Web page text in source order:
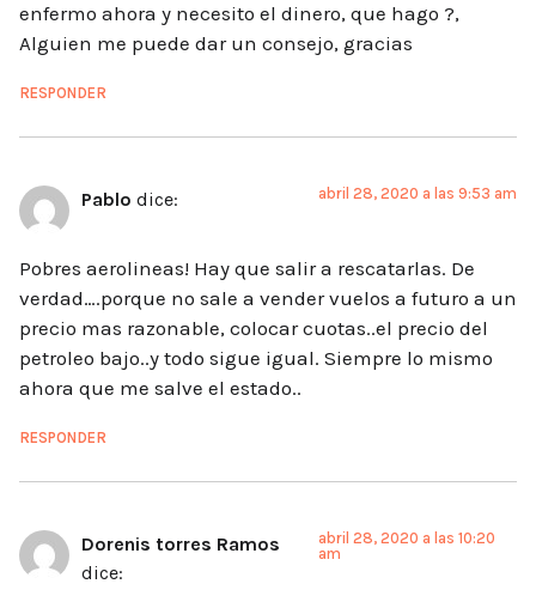
enfermo ahora y necesito el dinero, que hago ?,
Alguien me puede dar un consejo, gracias
RESPONDER
Pablo dice: abril 28, 2020 a las 9:53 am
Pobres aerolineas! Hay que salir a rescatarlas. De
verdad….porque no sale a vender vuelos a futuro a un
precio mas razonable, colocar cuotas..el precio del
petroleo bajo..y todo sigue igual. Siempre lo mismo
ahora que me salve el estado..
RESPONDER
Dorenis torres Ramos
dice:
abril 28, 2020 a las 10:20
am